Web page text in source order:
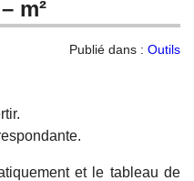
m²
Publié dans : Outils
et le tableau de